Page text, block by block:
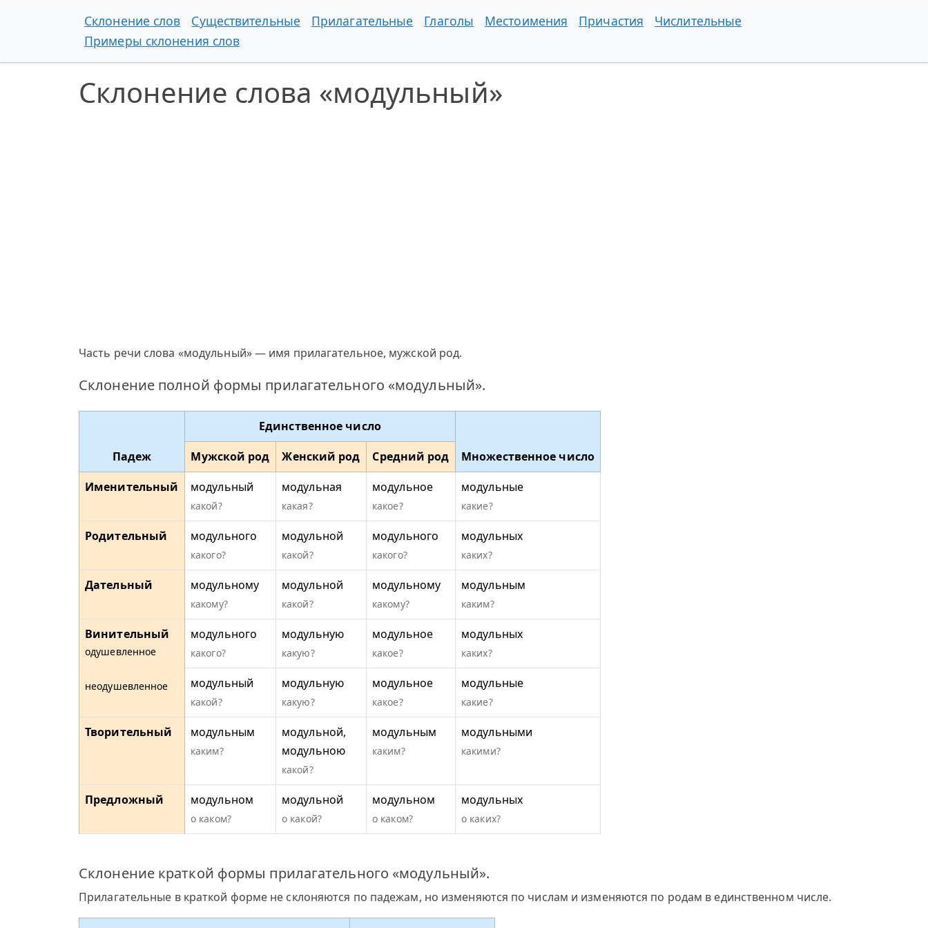
Склонение слов Существительные Прилагательные Глаголы Местоимения Причастия
Числительные
Примеры склонения слов
Склонение слова «модульный»
Часть речи слова «модульный» — имя прилагательное, мужской род.
Склонение полной формы прилагательного «модульный».
Падеж
Единственное число
Множественное число
Мужской род Женский род
Средний род
Именительный
модульный
какой?
модульная
какая?
модульное
какое?
модульные
какие?
Родительный модульного
какого?
модульной
какой?
модульного
какого?
модульных
каких?
Дательный модульному
какому?
модульной
какой?
модульному
какому?
модульным
каким?
Винительный
одушевленное
неодушевленное
модульного
какого?
модульную
какую?
модульное
какое?
модульных
каких?
модульный
какой?
модульную
какую?
модульное
какое?
модульные
какие?
Творительный модульным
каким?
модульной,
модульною
какой?
модульным
каким?
модульными
какими?
Предложный модульном
о каком?
модульной
о какой?
модульном
о каком?
модульных
о каких?
Склонение краткой формы прилагательного «модульный».
Прилагательные в краткой форме не склоняются по падежам, но изменяются по числам и изменяются по родам в единственном числе.